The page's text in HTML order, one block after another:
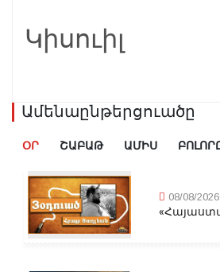
Կիսուիլ
Ամենաընթերցուածը
ՕՐ ՇԱԲԱԹ ԱՄԻՍ
08/08/2026